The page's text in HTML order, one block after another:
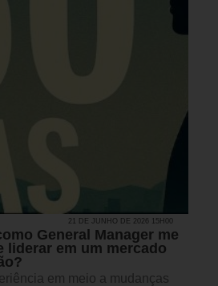
21 DE JUNHO DE 2026 15H00
General Manager me
liderar em um mercado
em meio a mudanças